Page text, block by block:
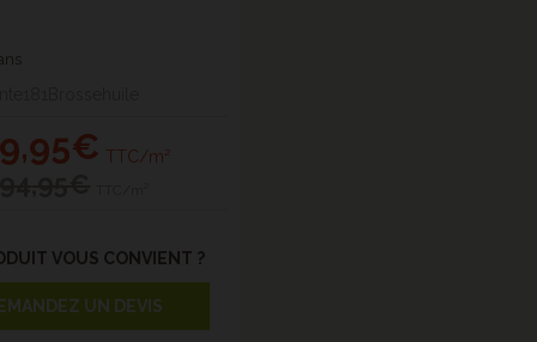
,95€ TTC/m²
VOUS CONVIENT ?
UN DEVIS